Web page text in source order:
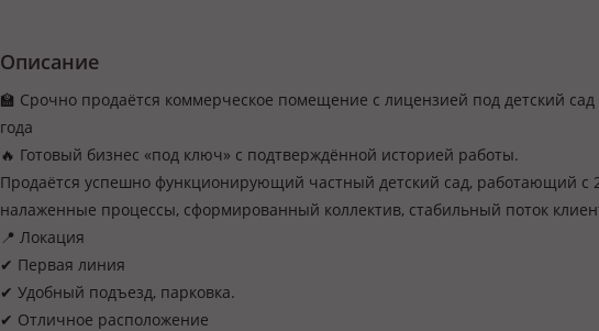
Описание
🏫 Срочно продаётся коммерческое помещение с лицензией под детский
года
🔥 Готовый бизнес «под ключ» с подтверждённой историей работы.
Продаётся успешно функционирующий частный детский сад, работающий с
налаженные процессы, сформированный коллектив, стабильный поток
📍 Локация
✔ Первая линия
✔ Удобный подъезд, парковка.
✔ Отличное расположение